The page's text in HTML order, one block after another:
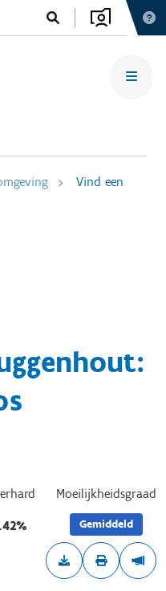
Vind een
Moeilijkheidsgraad
Gemiddeld